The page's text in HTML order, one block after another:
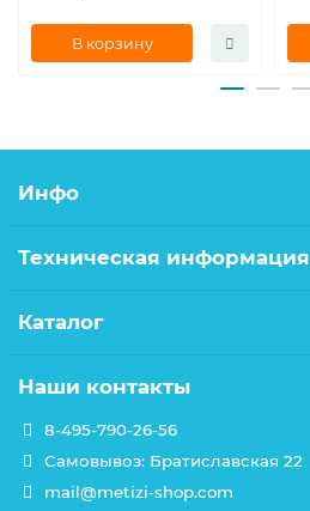
В корзину
Инфо
Техническая информация
Каталог
Наши контакты
8-495-790-26-56
Самовывоз: Братиславская 22
mail@metizi-shop.com